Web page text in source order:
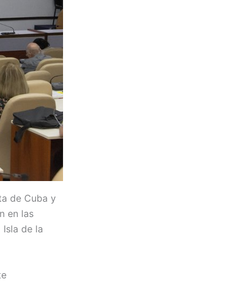
de Cuba y
en las
de la